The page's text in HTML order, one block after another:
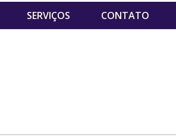
SERVIÇOS CONTATO